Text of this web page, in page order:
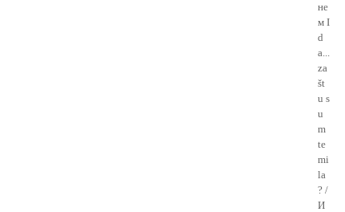
не
м I
d
a...
za
št
u s
u
m
te
mi
la
? /
И